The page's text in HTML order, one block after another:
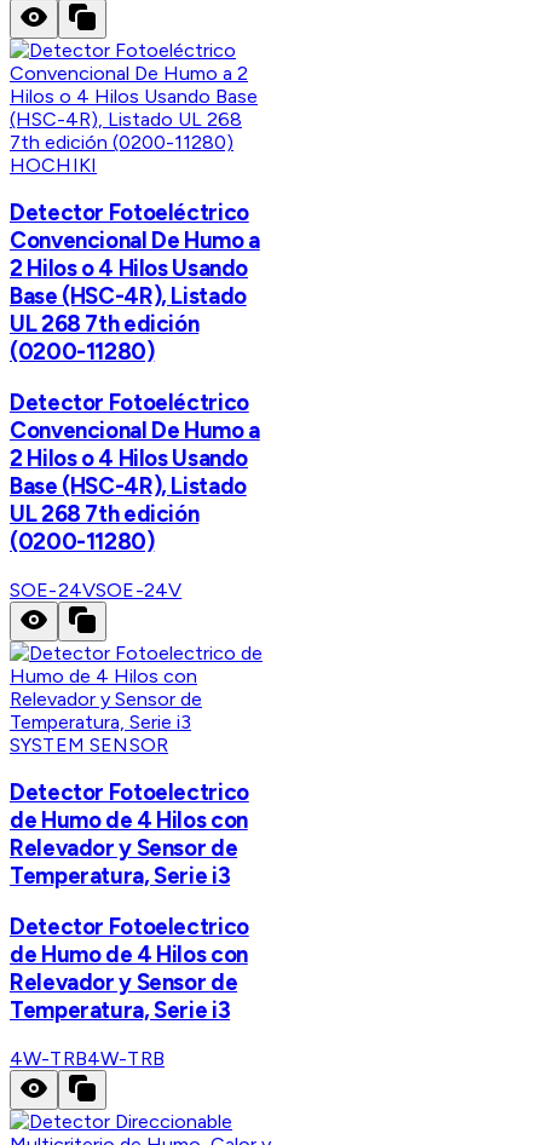
HOCHIKI
Detector Fotoeléctrico
Convencional De Humo a
2 Hilos o 4 Hilos Usando
Base (HSC-4R), Listado
UL 268 7th edición
(0200-11280)
Detector Fotoeléctrico
Convencional De Humo a
2 Hilos o 4 Hilos Usando
Base (HSC-4R), Listado
UL 268 7th edición
(0200-11280)
SOE-24VSOE-24V
SYSTEM SENSOR
Detector Fotoelectrico
de Humo de 4 Hilos con
Relevador y Sensor de
Temperatura, Serie i3
Detector Fotoelectrico
de Humo de 4 Hilos con
Relevador y Sensor de
Temperatura, Serie i3
4W-TRB4W-TRB